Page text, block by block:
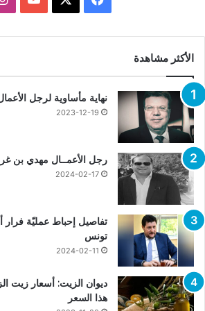
الأكثر مشاهدة
نهاية مأساوية لرجل
2023-12-19
رجل الأعمــال مهدي بن
2024-02-17
تفاصيل إحباط عمليّة فرار
تونس
2024-02-11
ديوان الزيت: أسعار زيت
هذا السعر